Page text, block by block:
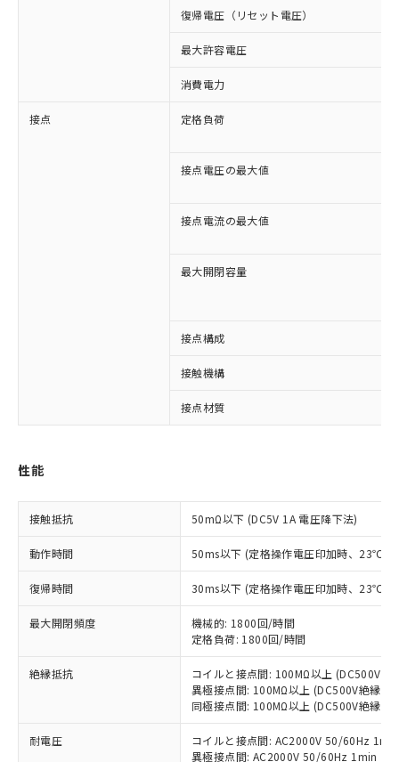
復帰電圧（リセット電圧）
最大許容電圧
消費電力
接点 定格負荷
接点電圧の最大値
接点電流の最大値
最大開閉容量
接点構成
接触機構
接点材質
性能
接触抵抗 50mΩ以下 (DC5V 1A 電圧降下法)
動作時間 50ms以下 (定格操作電圧印加時、23℃、
復帰時間 30ms以下 (定格操作電圧印加時、23℃、
最大開閉頻度
機械的: 1800回/時間
定格負荷: 1800回/時間
絶縁抵抗
コイルと接点間: 100MΩ以上 (DC500V絶
異極接点間: 100MΩ以上 (DC500V絶縁抵
同極接点間: 100MΩ以上 (DC500V絶縁抵
耐電圧
コイルと接点間: AC2000V 50/60Hz 1min
異極接点間: AC2000V 50/60Hz 1min
ご利用条件
ご利用ください。
本サービスは、当社制御機器事業取扱
商品の当社在庫状況および標準価格
(税抜)を提供させていただくもので
当社制御機器事業取扱商品の中には、
本サービスの対象外となる商品もある
ことをご了承ください。
有に対応した製品に切り替える予定のある
商品です。
対応予定なし：EU RoHS指令（10物質）の
非含有に非対応の商品で、対応品を出す予
調査・確認中：EU RoHS指令（10物質）の
非含有の対応状況を調査中または確認中の
非該当品：ライセンス料など無形物で、有
害物質有無と関係のない商品です。
仕入先様の事情により、非含有部品として
いたものが、含有品と判明した場合などや
むを得ず変更することがあります。
※1 中国RoHS○×表
「○」：最大均質材料含有率が中国RoHSの
基準値以下であることを示します。
「×」：最大均質材料含有率が中国RoHSの
「－」：未確認です。当社販売部門へお問
当社は、これら貴社製品のうち、外国
為替および外国貿易法に定める商品